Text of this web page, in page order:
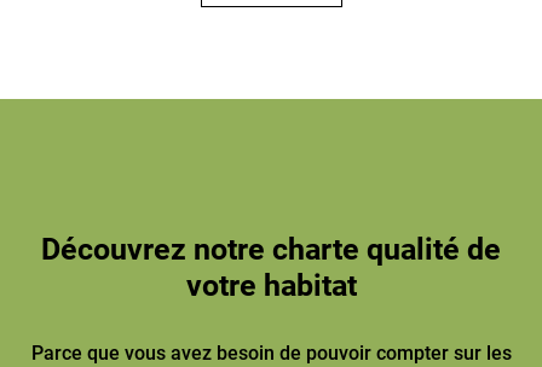
Découvrez notre charte qualité de
votre habitat
Parce que vous avez besoin de pouvoir compter sur les